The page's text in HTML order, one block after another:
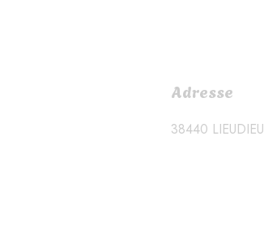
Adresse
38440 LIEUDIEU